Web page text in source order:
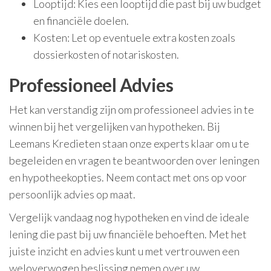
Looptijd: Kies een looptijd die past bij uw budget
en financiële doelen.
Kosten: Let op eventuele extra kosten zoals
dossierkosten of notariskosten.
Professioneel Advies
Het kan verstandig zijn om professioneel advies in te
winnen bij het vergelijken van hypotheken. Bij
Leemans Kredieten staan onze experts klaar om u te
begeleiden en vragen te beantwoorden over leningen
en hypotheekopties. Neem contact met ons op voor
persoonlijk advies op maat.
Vergelijk vandaag nog hypotheken en vind de ideale
lening die past bij uw financiële behoeften. Met het
juiste inzicht en advies kunt u met vertrouwen een
weloverwogen beslissing nemen over uw